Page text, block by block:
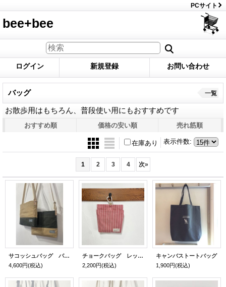
PCサイト
bee+bee
ログイン 新規登録 お問い合わせ
バッグ
お散歩用はもちろん、普段使い用にもおすすめです
一覧
おすすめ順 価格の安い順 売れ筋順
表示件数:
在庫あり
1 2 3 4 次»
サコッシュバッグ パラフィン帆布カラーコンビ
4,600円(税込)
チョークバッグ レッドヒッコリー
2,200円(税込)
キャンバストートバッグ
1,900円(税込)